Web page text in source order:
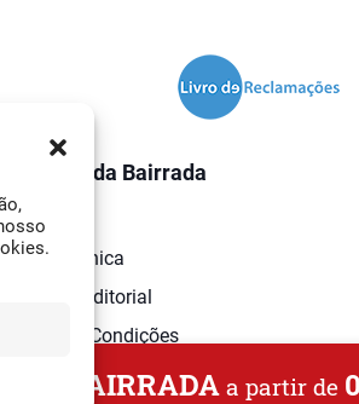
DA BAIRRADA a partir de
O Jornal da Bairrada
Contactos
Ficha Técnica
Estatuto Editorial
Termos e Condições